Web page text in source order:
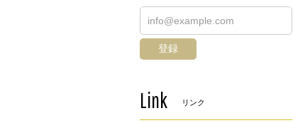
登録
Link リンク